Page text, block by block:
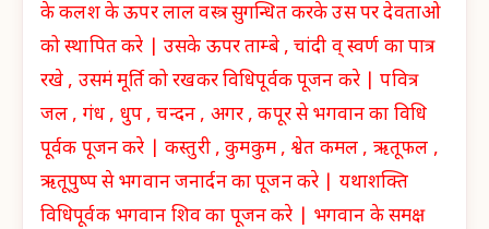
के कलश के ऊपर लाल वस्त्र सुगन्धित करके उस पर देवताओ
को स्थापित करे | उसके ऊपर ताम्बे , चांदी व् स्वर्ण का पात्र
रखे , उसमं मूर्ति को रखकर विधिपूर्वक पूजन करे | पवित्र
जल , गंध , धुप , चन्दन , अगर , कपूर से भगवान का विधि
पूर्वक पूजन करे | कस्तुरी , कुमकुम , श्वेत कमल , ऋतूफल ,
ऋतूपुष्प से भगवान जनार्दन का पूजन करे | यथाशक्ति
विधिपूर्वक भगवान शिव का पूजन करे | भगवान के समक्ष